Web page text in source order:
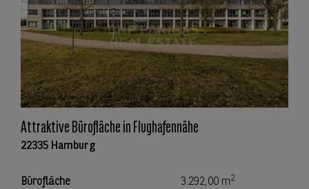
Attraktive Bürofläche in Flughafennähe
22335 Hamburg
Bürofläche 3.292,00 m2